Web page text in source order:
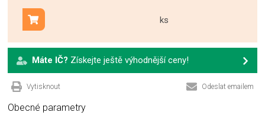
ks
Přidat do košíku
Máte IČ? Získejte ještě výhodnější ceny!
Vytisknout Odeslat emailem
Obecné parametry